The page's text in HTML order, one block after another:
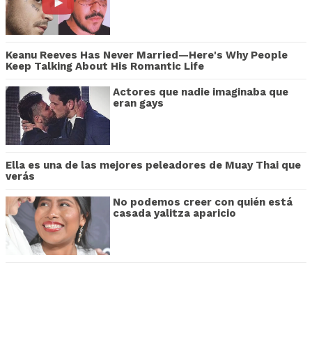
Keanu Reeves Has Never Married—Here's Why People
Keep Talking About His Romantic Life
Actores que nadie imaginaba que
eran gays
Ella es una de las mejores peleadores de Muay Thai que
verás
No podemos creer con quién está
casada yalitza aparicio